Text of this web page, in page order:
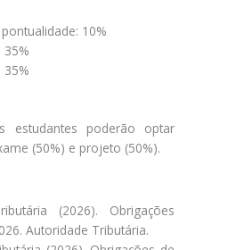
10%
35%
35%
estudantes poderão optar
(50%) e projeto (50%).
(2026). Obrigações
Autoridade Tributária.